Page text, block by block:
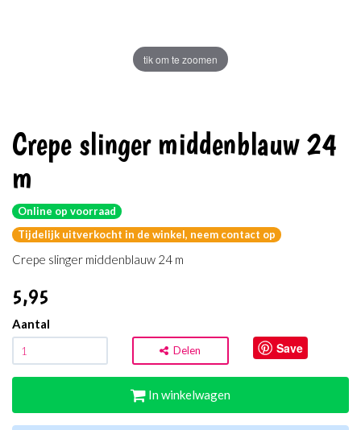
tik om te zoomen
Crepe slinger middenblauw 24
m
Online op voorraad
Tijdelijk uitverkocht in de winkel, neem contact op
Crepe slinger middenblauw 24 m
5,95
Aantal
Delen Save
In winkelwagen